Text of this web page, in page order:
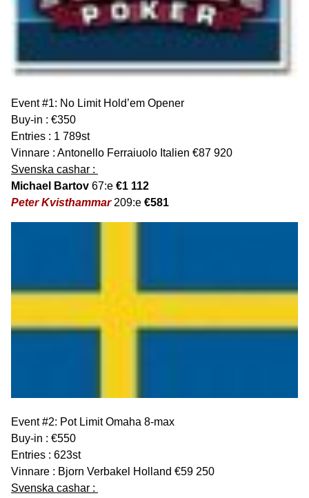
Event #1: No Limit Hold’em Opener
Buy-in : €350
Entries : 1 789st
Vinnare : Antonello Ferraiuolo Italien €87 920
Svenska cashar :
Michael Bartov 67:e €1 112
Peter Kvisthammar209:e €581
Event #2: Pot Limit Omaha 8-max
Buy-in : €550
Entries : 623st
Vinnare : Bjorn Verbakel Holland €59 250
Svenska cashar :